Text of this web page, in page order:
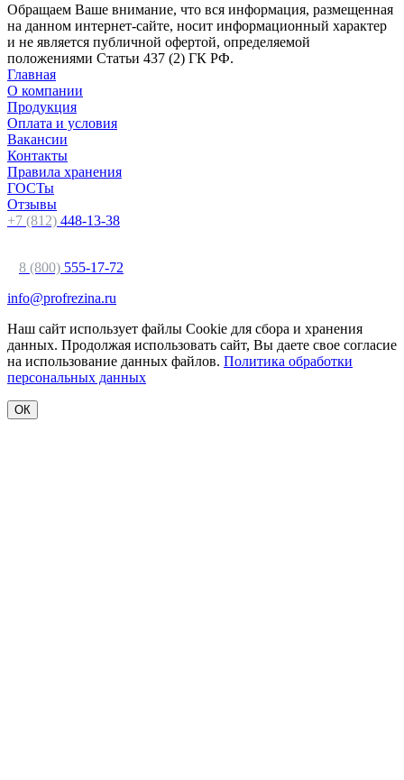
Обращаем Ваше внимание, что вся информация, размещенная
на данном интернет-сайте, носит информационный характер
и не является публичной офертой, определяемой
положениями Статьи 437 (2) ГК РФ.
Главная
О компании
Продукция
Оплата и условия
Вакансии
Контакты
Правила хранения
ГОСТы
Отзывы
+7 (812) 448-13-38
8 (800) 555-17-72
info@profrezina.ru
Наш сайт использует файлы Cookie для сбора и хранения
данных. Продолжая использовать сайт, Вы даете свое согласие
на использование данных файлов. Политика обработки
персональных данных
ОК